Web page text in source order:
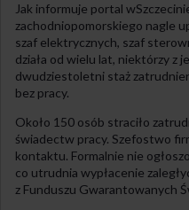
Jak informuje portal
zachodniopomorskiego nagle
szaf elektrycznych, szaf
działa od wielu lat, niektórzy z
dwudziestoletni staż
bez pracy.
Około 150 osób straciło
świadectw pracy. Szefostwo
kontaktu. Formalnie nie
co utrudnia wypłacenie
z Funduszu Gwarantowanych